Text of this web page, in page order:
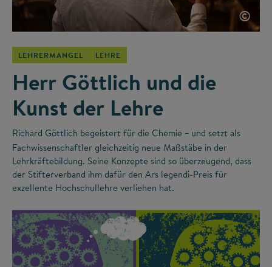
©
LEHRERMANGEL LEHRE
Herr Göttlich und die
Kunst der Lehre
Richard Göttlich begeistert für die Chemie – und setzt als
Fachwissenschaftler gleichzeitig neue Maßstäbe in der
Lehrkräftebildung. Seine Konzepte sind so überzeugend, dass
der Stifterverband ihm dafür den Ars legendi-Preis für
exzellente Hochschullehre verliehen hat.